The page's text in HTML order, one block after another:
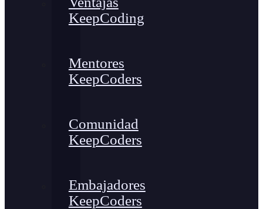
KeepCoding
Mentores
KeepCoders
Comunidad
KeepCoders
Embajadores
KeepCoders